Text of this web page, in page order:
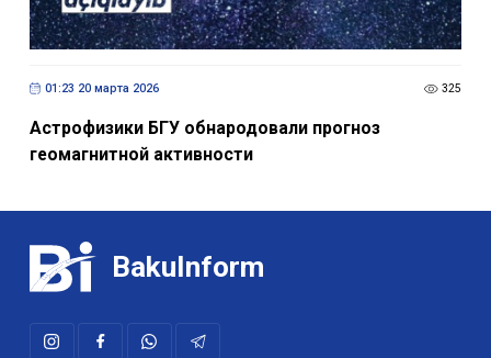
01:23 20 марта 2026 325
Астрофизики БГУ обнародовали прогноз
геомагнитной активности
BakuInform